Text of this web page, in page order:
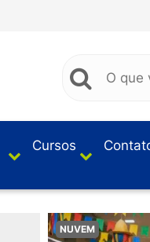
Cursos
NUVEM